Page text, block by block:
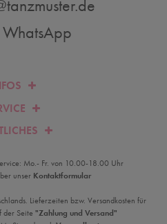
Mo.- Fr. von 10.00-18.00 Uhr
unser Kontaktformular
Lieferzeiten bzw. Versandkosten für
der Seite "Zahlung und Versand"